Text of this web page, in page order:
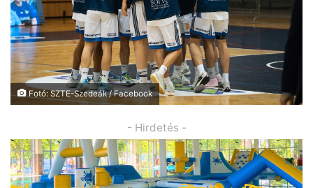
Fotó: SZTE-Szedeák / Facebook
- Hirdetés -